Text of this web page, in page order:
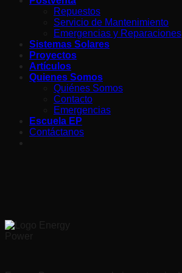
Repuestos
Servicio de Mantenimiento
Emergencias y Reparaciones
Sistemas Solares
Proyectos
Artículos
Quienes Somos
Quiénes Somos
Contacto
Emergencias
Escuela EP
Contáctanos